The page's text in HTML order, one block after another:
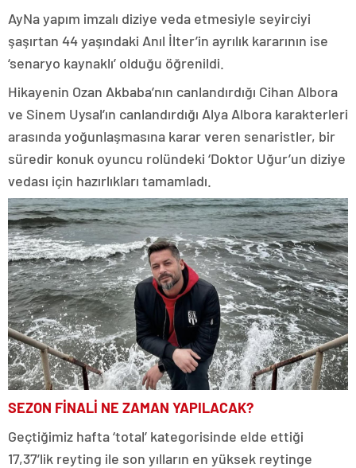
AyNa yapım imzalı diziye veda etmesiyle seyirciyi
şaşırtan 44 yaşındaki Anıl İlter’in ayrılık kararının ise
‘senaryo kaynaklı’ olduğu öğrenildi.
Hikayenin Ozan Akbaba’nın canlandırdığı Cihan Albora
ve Sinem Uysal’ın canlandırdığı Alya Albora karakterleri
arasında yoğunlaşmasına karar veren senaristler, bir
süredir konuk oyuncu rolündeki ‘Doktor Uğur’un diziye
vedası için hazırlıkları tamamladı.
SEZON FİNALİ NE ZAMAN YAPILACAK?
Geçtiğimiz hafta ‘total’ kategorisinde elde ettiği
17,37’lik reyting ile son yılların en yüksek reytinge